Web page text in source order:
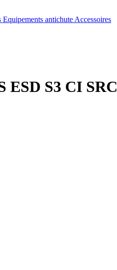
Equipements antichute Accessoires
ESD S3 CI SRC